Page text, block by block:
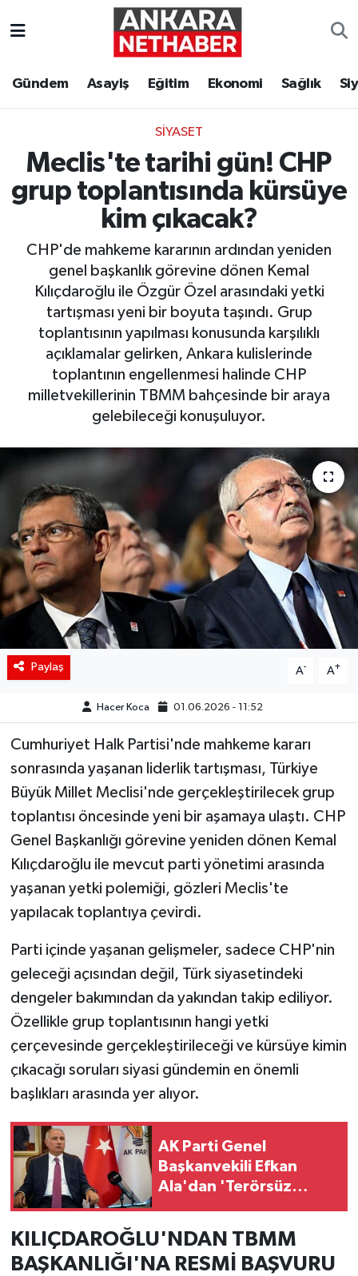
Gündem Asayiş Eğitim Ekonomi Sağlık
SIYASET
Meclis'te tarihi gün! CHP
grup toplantısında kürsüye
kim çıkacak?
CHP'de mahkeme kararının ardından yeniden
genel başkanlık görevine dönen Kemal
Kılıçdaroğlu ile Özgür Özel arasındaki yetki
tartışması yeni bir boyuta taşındı. Grup
toplantısının yapılması konusunda karşılıklı
açıklamalar gelirken, Ankara kulislerinde
toplantının engellenmesi halinde CHP
milletvekillerinin TBMM bahçesinde bir araya
gelebileceği konuşuluyor.
Paylaş A- A+
Hacer Koca 01.06.2026 - 11:52
Cumhuriyet Halk Partisi'nde mahkeme kararı
sonrasında yaşanan liderlik tartışması, Türkiye
Büyük Millet Meclisi'nde gerçekleştirilecek grup
toplantısı öncesinde yeni bir aşamaya ulaştı. CHP
Genel Başkanlığı görevine yeniden dönen Kemal
Kılıçdaroğlu ile mevcut parti yönetimi arasında
yaşanan yetki polemiği, gözleri Meclis'te
yapılacak toplantıya çevirdi.
Parti içinde yaşanan gelişmeler, sadece CHP'nin
geleceği açısından değil, Türk siyasetindeki
dengeler bakımından da yakından takip ediliyor.
Özellikle grup toplantısının hangi yetki
çerçevesinde gerçekleştirileceği ve kürsüye kimin
çıkacağı soruları siyasi gündemin en önemli
başlıkları arasında yer alıyor.
AK Parti Genel
Başkanvekili Efkan
Ala'dan 'Terörsüz
prangalarından
kurtaracağız"
KILIÇDAROĞLU'NDAN TBMM
BAŞKANLIĞI'NA RESMİ BAŞVURU
Ekonomi
Kim Kimdir Nereli
Resmi İlanlar
Sağlık
Siyaset
Teknoloji
Yaşam
Ankara Hava Durumu
Tüm Manşetler
Son Dakika Haberleri
Haber Arşivi